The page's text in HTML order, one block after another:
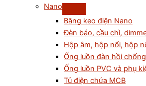
Nano
Băng keo điện Nano
Đèn báo, cầu chì,
Hộp âm, hộp nổi, hộp
Ống luồn đàn hồi
Ống luồn PVC và phụ
Tủ điện chứa MCB